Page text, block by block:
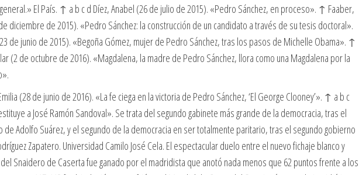
El País. ↑ a b c d Díez, Anabel (26 de julio de 2015). «Pedro Sánchez, en proceso». ↑ Faaber,
diciembre de 2015). «Pedro Sánchez: la construcción de un candidato a través de su tesis doctoral».
de junio de 2015). «Begoña Gómez, mujer de Pedro Sánchez, tras los pasos de Michelle Obama». ↑
(2 de octubre de 2016). «Magdalena, la madre de Pedro Sánchez, llora como una Magdalena por la
(28 de junio de 2016). «La fe ciega en la victoria de Pedro Sánchez, ‘El George Clooney’». ↑ a b c
a José Ramón Sandoval». Se trata del segundo gabinete más grande de la democracia, tras el
Adolfo Suárez, y el segundo de la democracia en ser totalmente paritario, tras el segundo gobierno
Zapatero. Universidad Camilo José Cela. El espectacular duelo entre el nuevo fichaje blanco y
Snaidero de Caserta fue ganado por el madridista que anotó nada menos que 62 puntos frente a los